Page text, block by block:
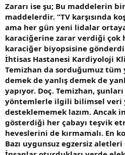
Zararı ise şu; Bu maddelerin
maddelerdir. “TV karşısında
ama her gün yeni lidalar
karaciğerine zarar verdiği çok
karaciğer biyopsisine
İhtisas Hastanesi Kardiyoloji
Temizhan da sorduğumuz
demek de yanlış demek de
yapıyor. Doç. Temizhan,
yöntemlerle ilgili bilimsel veri
desteklememek lazım. Ancak
gösterdiği her çabayı teşvik
heveslerini de kırmamalı. En
Bazı uygunsuz egzersiz